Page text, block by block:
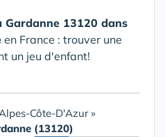
Gardanne 13120 dans
en France : trouver une
un jeu d'enfant!
Côte-D'Azur»
(13120)